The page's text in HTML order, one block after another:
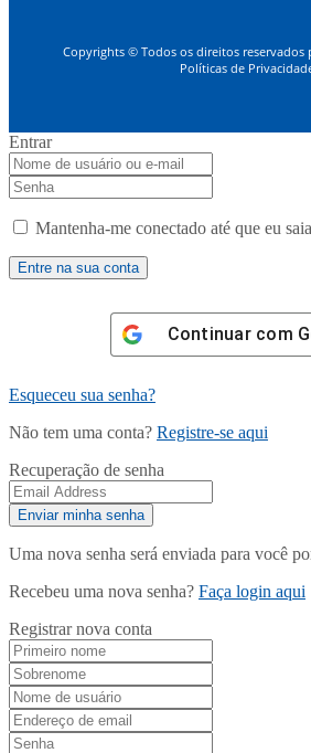
Copyrights © Todos os direitos reservados
Políticas de
Entrar
Mantenha-me conectado até que eu saia
Continuar com
Esqueceu sua senha?
Não tem uma conta? Registre-se aqui
Recuperação de senha
Uma nova senha será enviada para você
Recebeu uma nova senha? Faça login aqui
Registrar nova conta